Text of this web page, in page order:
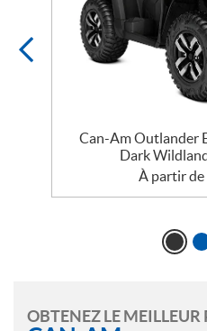
Can-Am Outlander
Dark
À partir de
OBTENEZ LE MEILLEUR